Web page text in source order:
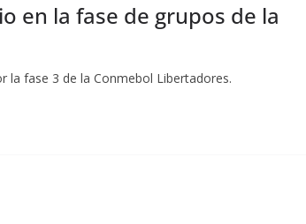
en la fase de grupos de la
la fase 3 de la Conmebol Libertadores.